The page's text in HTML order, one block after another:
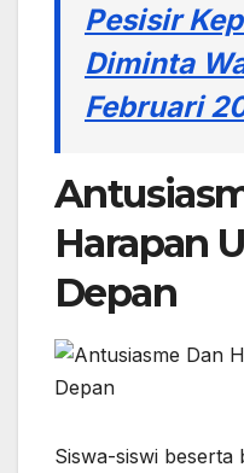
Pesisir
Diminta
Februari
Harapan
Depan
Siswa-siswi